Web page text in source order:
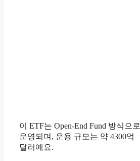
이 ETF는 Open-End Fund 방식으로
운영되며, 운용 규모는 약 4300억
달러예요.